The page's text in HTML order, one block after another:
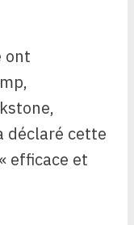
ont
déclaré cette
efficace et